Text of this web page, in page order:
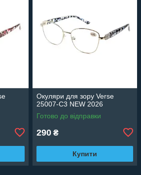
Окуляри для зору Verse
25007-C3 NEW 2026
Готово до відправки
290 ₴
Купити